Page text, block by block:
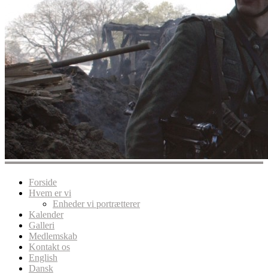
Forside
Hvem er vi
Enheder vi portrætterer
Kalender
Galleri
Medlemskab
Kontakt os
English
Dansk